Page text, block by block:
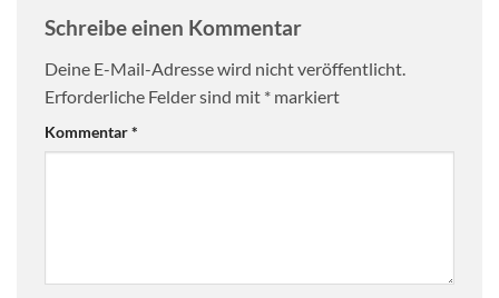
Schreibe einen Kommentar
Deine E-Mail-Adresse wird nicht veröffentlicht.
Erforderliche Felder sind mit * markiert
Kommentar*